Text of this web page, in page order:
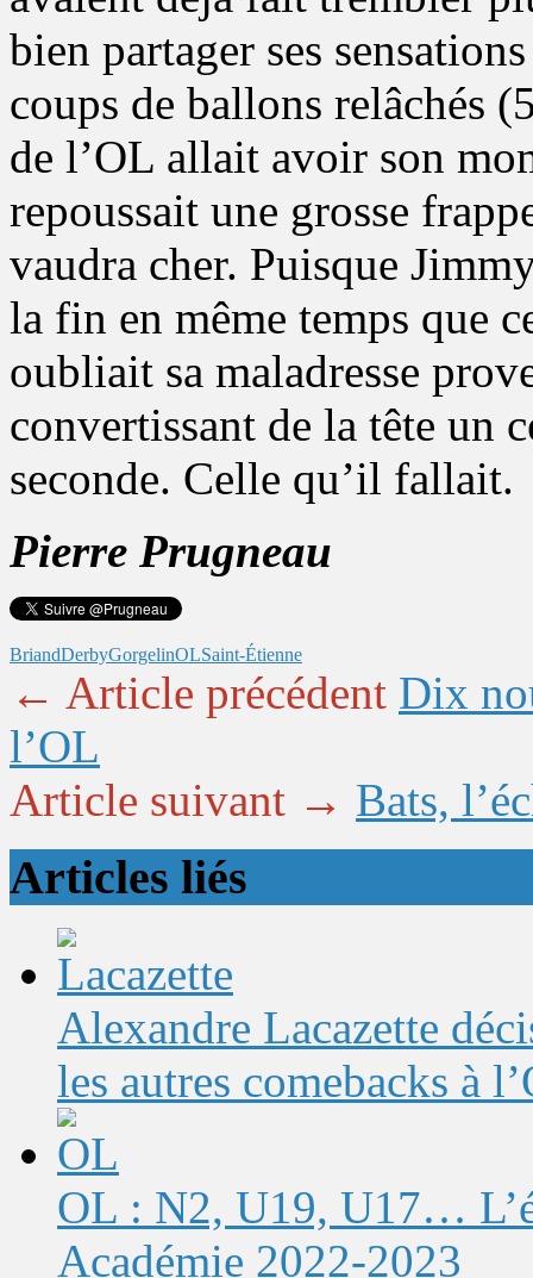
bien partager ses
coups de ballons relâchés
de l’OL allait avoir son
repoussait une grosse
vaudra cher. Puisque
la fin en même temps que
oubliait sa maladresse
convertissant de la tête un
seconde. Celle qu’il fallait.
Pierre Prugneau
BriandDerbyGorgelinOLSaint-Étienne
← Article précédent Dix
l’OL
Article suivant → Bats,
Articles liés
Alexandre Lacazette
les autres comebacks à
OL : N2, U19, U17…
Académie 2022-2023